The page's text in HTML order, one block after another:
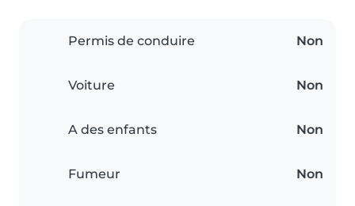
Permis de conduire Non
Voiture Non
A des enfants Non
Fumeur Non